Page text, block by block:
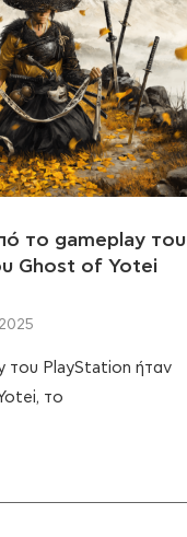
το gameplay του
Ghost of Yotei
του PlayStation ήταν
το